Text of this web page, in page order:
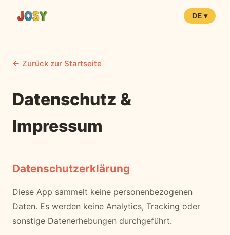
DE ▾
← Zurück zur Startseite
Datenschutz &
Impressum
Datenschutzerklärung
Diese App sammelt keine personenbezogenen
Daten. Es werden keine Analytics, Tracking oder
sonstige Datenerhebungen durchgeführt.